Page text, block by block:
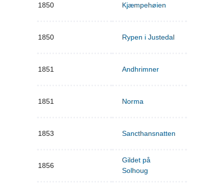
1850 Kjæmpehøien
1850 Rypen i Justedal
1851 Andhrimner
1851 Norma
1853 Sancthansnatten
1856
Gildet på
Solhoug